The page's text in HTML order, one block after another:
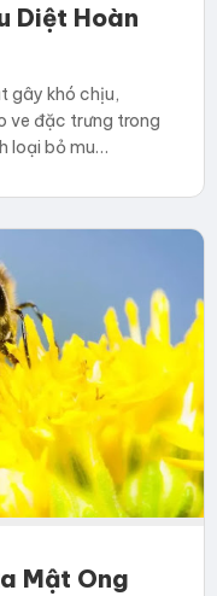
Diệt Hoàn
gây khó chịu,
ve đặc trưng trong
loại bỏ mu…
Mật Ong